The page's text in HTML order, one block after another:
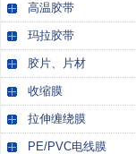
高温胶带
玛拉胶带
胶片、片材
收缩膜
拉伸缠绕膜
PE/PVC电线膜